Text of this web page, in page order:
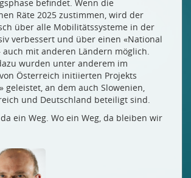
befindet. Wenn die
Räte 2025 zustimmen, wird der
über alle Mobilitätssysteme in der
verbessert und über einen «National
auch mit anderen Ländern möglich.
wurden unter anderem im
Österreich initiierten Projekts
geleistet, an dem auch Slowenien,
und Deutschland beteiligt sind.
ein Weg. Wo ein Weg, da bleiben wir